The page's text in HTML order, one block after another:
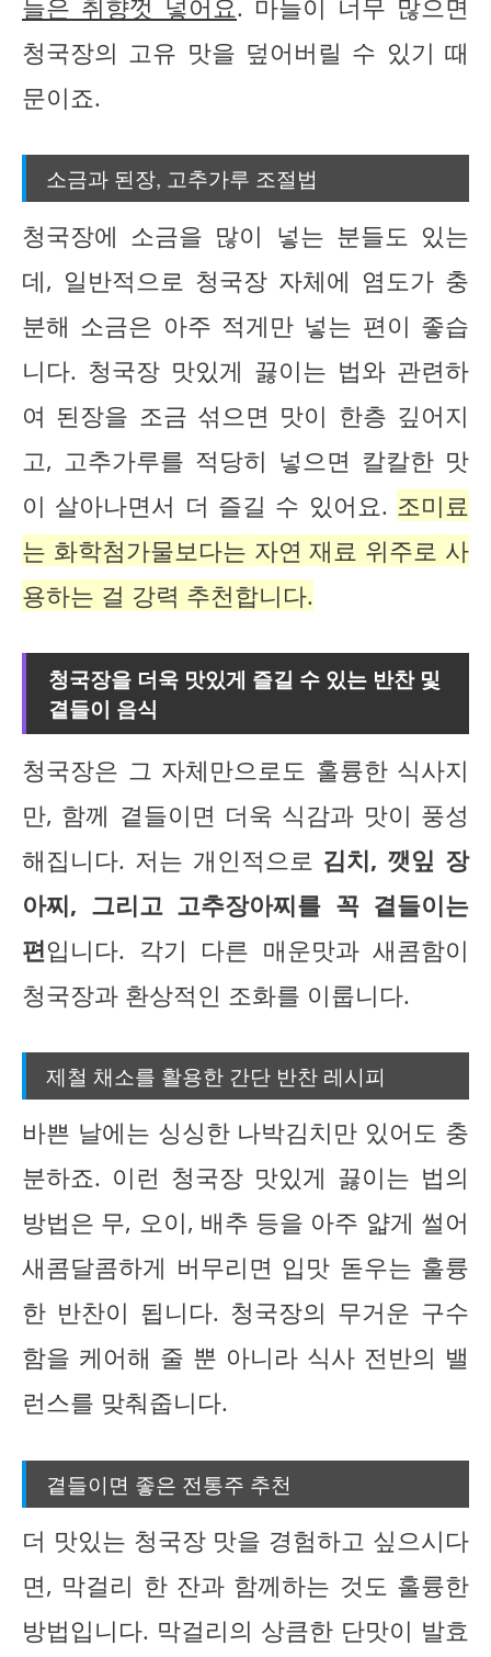
늘은 취향껏 넣어요. 마늘이 너무 많으면
청국장의 고유 맛을 덮어버릴 수 있기 때
문이죠.
소금과 된장, 고추가루 조절법
청국장에 소금을 많이 넣는 분들도 있는
데, 일반적으로 청국장 자체에 염도가 충
분해 소금은 아주 적게만 넣는 편이 좋습
니다. 청국장 맛있게 끓이는 법와 관련하
여 된장을 조금 섞으면 맛이 한층 깊어지
고, 고추가루를 적당히 넣으면 칼칼한 맛
이 살아나면서 더 즐길 수 있어요. 조미료
는 화학첨가물보다는 자연 재료 위주로 사
용하는 걸 강력 추천합니다.
청국장을 더욱 맛있게 즐길 수 있는 반찬 및
곁들이 음식
청국장은 그 자체만으로도 훌륭한 식사지
만, 함께 곁들이면 더욱 식감과 맛이 풍성
해집니다. 저는 개인적으로 김치, 깻잎 장
아찌, 그리고 고추장아찌를 꼭 곁들이는
편입니다. 각기 다른 매운맛과 새콤함이
청국장과 환상적인 조화를 이룹니다.
제철 채소를 활용한 간단 반찬 레시피
바쁜 날에는 싱싱한 나박김치만 있어도 충
분하죠. 이런 청국장 맛있게 끓이는 법의
방법은 무, 오이, 배추 등을 아주 얇게 썰어
새콤달콤하게 버무리면 입맛 돋우는 훌륭
한 반찬이 됩니다. 청국장의 무거운 구수
함을 케어해 줄 뿐 아니라 식사 전반의 밸
런스를 맞춰줍니다.
곁들이면 좋은 전통주 추천
더 맛있는 청국장 맛을 경험하고 싶으시다
면, 막걸리 한 잔과 함께하는 것도 훌륭한
방법입니다. 막걸리의 상큼한 단맛이 발효